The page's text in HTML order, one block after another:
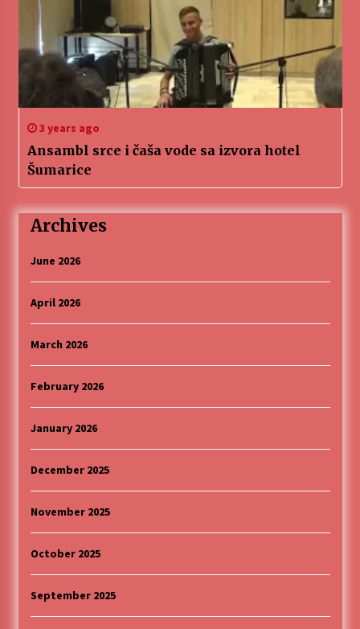
3 years ago
Ansambl srce i čaša vode sa izvora hotel
Šumarice
Archives
June 2026
April 2026
March 2026
February 2026
January 2026
December 2025
November 2025
October 2025
September 2025